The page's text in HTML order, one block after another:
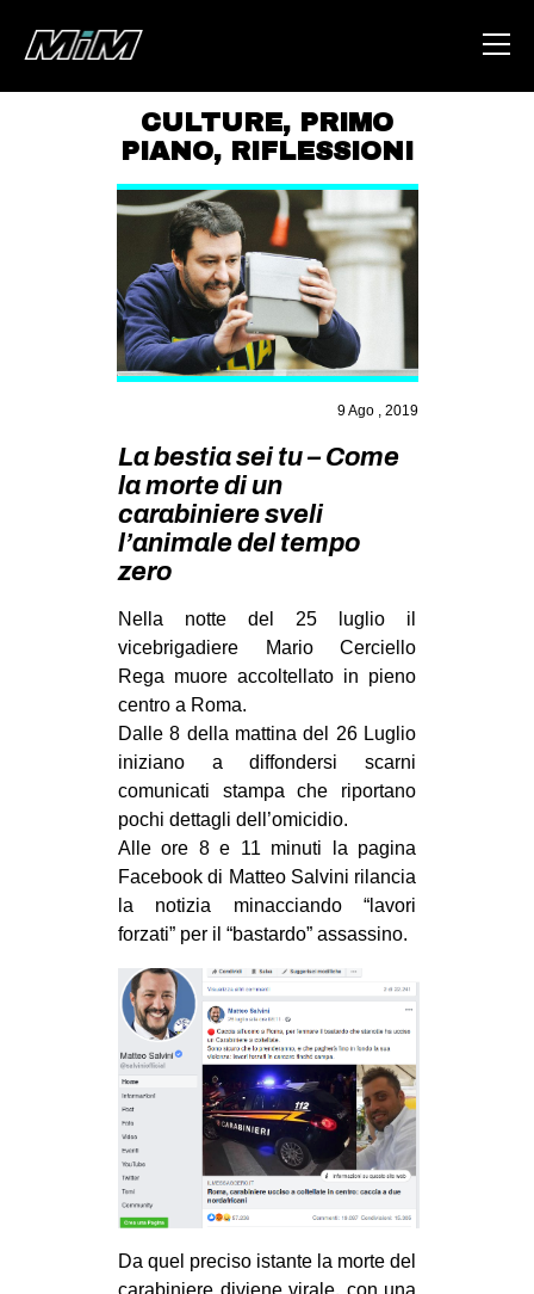
HOME
ABOUT
AREA
DEGENERAZIONE
GAZA FREESTYLE
CSOA LAMBRETTA
STUDENTI TSUNAMI
ZAM
MILANO
SPAZI
SPORT POPOLARE
AMBIENTE
ANTIFASCISMO
DIRITTO ALL’ABITARE
GENERI
MIGRAZIONI
REPRESSIONE
STUDENTI
CULTURE
ARTE
CINEMA
MANIFESTI
MUSICA
CULTURE, PRIMO
PIANO, RIFLESSIONI
9 Ago , 2019
La bestia sei tu – Come
la morte di un
carabiniere sveli
l’animale del tempo
zero
Nella notte del 25 luglio il
vicebrigadiere Mario Cerciello
Rega muore accoltellato in pieno
centro a Roma.
Dalle 8 della mattina del 26 Luglio
iniziano a diffondersi scarni
comunicati stampa che riportano
pochi dettagli dell’omicidio.
Alle ore 8 e 11 minuti la pagina
Facebook di Matteo Salvini rilancia
la notizia minacciando “lavori
forzati” per il “bastardo” assassino.
Da quel preciso istante la morte del